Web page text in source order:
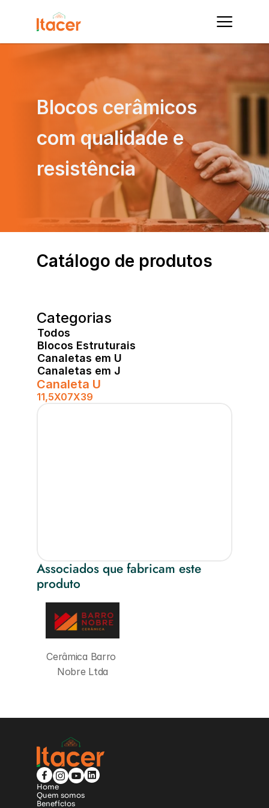
Catálogo de produtos
Canaleta U
11,5X07X39
Associados que fabricam este
produto
Cerâmica Barro
Nobre Ltda
Categorias
Todos
Blocos Estruturais
Canaletas em U
Canaletas em J
Quem somos
Home
Benefícios
Blocos cerâmicos
com qualidade e
resistência